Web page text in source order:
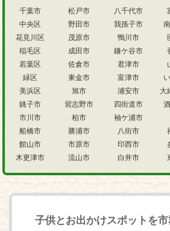
千葉市
中央区
花見川区
稲毛区
若葉区
緑区
美浜区
銚子市
市川市
船橋市
館山市
木更津市
松戸市
野田市
茂原市
成田市
佐倉市
東金市
旭市
習志野市
柏市
勝浦市
市原市
流山市
八千代市
我孫子市
鴨川市
鎌ケ谷市
君津市
富津市
浦安市
四街道市
袖ケ浦市
八街市
印西市
白井市
大
子供とお出かけスポットを